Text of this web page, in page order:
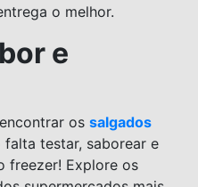
o melhor.
e
os salgados
falta testar, saborear e
freezer! Explore os